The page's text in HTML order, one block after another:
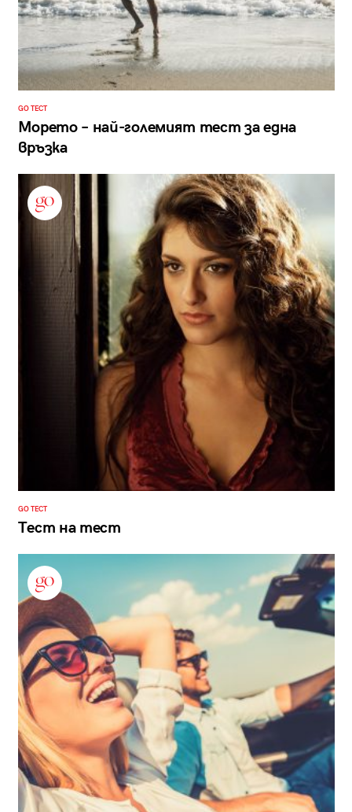
GO ТЕСТ
Морето – най-големият тест за една
връзка
GO ТЕСТ
Тест на тест